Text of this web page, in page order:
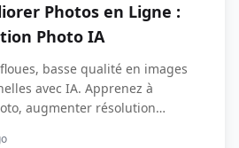
Photos en Ligne :
Photo IA
basse qualité en images
avec IA. Apprenez à
augmenter résolution